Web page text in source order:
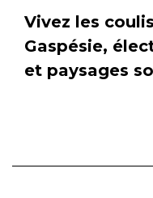
Vivez les
Gaspésie,
et paysages